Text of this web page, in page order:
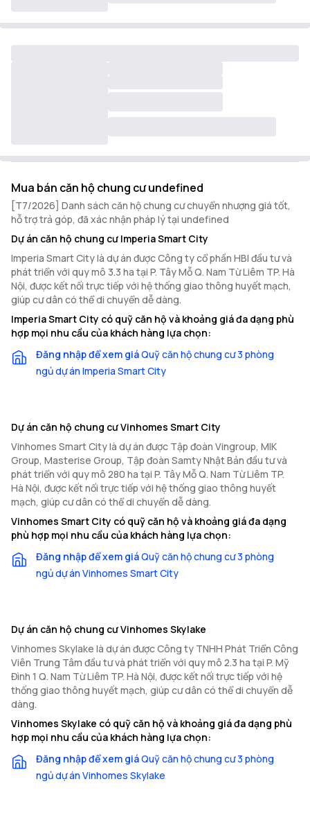
Mua bán căn hộ chung cư undefined
[T7/2026] Danh sách căn hộ chung cư chuyển nhượng giá tốt,
hỗ trợ trả góp, đã xác nhận pháp lý tại undefined
Dự án căn hộ chung cư Imperia Smart City
Imperia Smart City là dự án được Công ty cổ phần HBI đầu tư và
phát triển với quy mô 3.3 ha tại P. Tây Mỗ Q. Nam Từ Liêm TP. Hà
Nội, được kết nối trực tiếp với hệ thống giao thông huyết mạch,
giúp cư dân có thể di chuyển dễ dàng.
Imperia Smart City có quỹ căn hộ và khoảng giá đa dạng phù
hợp mọi nhu cầu của khách hàng lựa chọn:
Đăng nhập để xem giáQuỹ căn hộ chung cư 3 phòng
ngủ dự án Imperia Smart City
Dự án căn hộ chung cư Vinhomes Smart City
Vinhomes Smart City là dự án được Tập đoàn Vingroup, MIK
Group, Masterise Group, Tập đoàn Samty Nhật Bản đầu tư và
phát triển với quy mô 280 ha tại P. Tây Mỗ Q. Nam Từ Liêm TP.
Hà Nội, được kết nối trực tiếp với hệ thống giao thông huyết
mạch, giúp cư dân có thể di chuyển dễ dàng.
Vinhomes Smart City có quỹ căn hộ và khoảng giá đa dạng
phù hợp mọi nhu cầu của khách hàng lựa chọn:
Đăng nhập để xem giáQuỹ căn hộ chung cư 3 phòng
ngủ dự án Vinhomes Smart City
Dự án căn hộ chung cư Vinhomes Skylake
Vinhomes Skylake là dự án được Công ty TNHH Phát Triển Công
Viên Trung Tâm đầu tư và phát triển với quy mô 2.3 ha tại P. Mỹ
Đình 1 Q. Nam Từ Liêm TP. Hà Nội, được kết nối trực tiếp với hệ
thống giao thông huyết mạch, giúp cư dân có thể di chuyển dễ
dàng.
Vinhomes Skylake có quỹ căn hộ và khoảng giá đa dạng phù
hợp mọi nhu cầu của khách hàng lựa chọn:
Đăng nhập để xem giáQuỹ căn hộ chung cư 3 phòng
ngủ dự án Vinhomes Skylake